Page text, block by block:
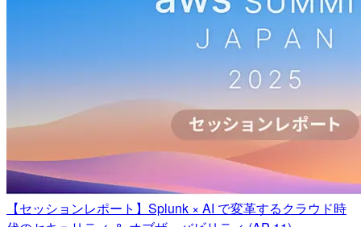
【セッションレポート】Splunk × AI で変革するクラウド時